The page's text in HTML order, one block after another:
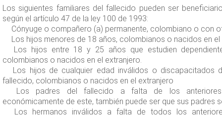
Los siguientes familiares del fallecido pueden ser
según el artículo 47 de la ley 100 de 1993:
Cónyuge o compañero (a) permanente, colombiano o con
Los hijos menores de 18 años, colombianos o nacidos en
Los hijos entre 18 y 25 años que estudien
colombianos o nacidos en el extranjero.
Los hijos de cualquier edad inválidos o discapacitados
fallecido, colombianos o nacidos en el extranjero
Los padres del fallecido a falta de los anteriores
económicamente de este, también puede ser que sus padres
Los hermanos inválidos a falta de todos los